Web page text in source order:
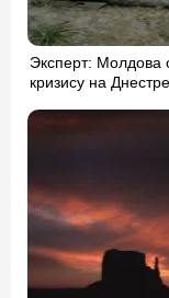
Эксперт: Молдова
кризису на Днестре